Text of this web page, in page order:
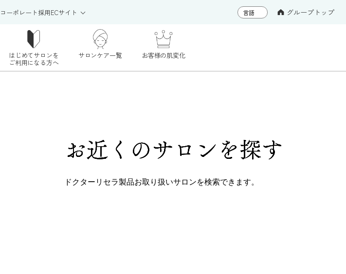
コーポレート採用ECサイト グループトップ
はじめてサロンを
ご利用になる方へ
サロンケア一覧 お客様の肌変化
お近くの サロンを探す
ドクターリセラ製品お取り扱いサロンを検索できます。